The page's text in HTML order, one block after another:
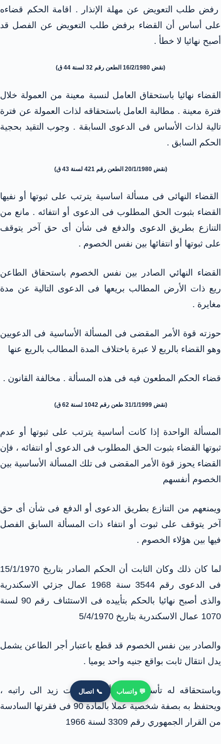
رفض طلب التعويض عن مهلة الإنذار . اقامة الحكم قضاءه
على أساس أن القضاء برفض طلب التعويض عن الفصل قد
أصبح نهائيا لا خطأ .
(نقض 16/2/1980 الطعن رقم 32 لسنة 44 ق)
القضاء نهائيا باستحقاق العامل لنسبة معينة من العمولة خلال
فترة معينة . مطالبة العامل باستحقاقه لذات العمولة عن فترة
تالية لذات الأساس فى الدعوى السابقة . وجوب التقيد بحجية
الحكم السابق .
(نقض 20/1/1980 الطعن رقم 421 لسنة 43 ق)
القضاء النهائى فى مسألة اساسية يترتب على ثبوتها أو نفيها
القضاء بثبوت الحق المطلوب فى الدعوى أو انتفائه . مانع من
التنازع بطريق الدعوى والدفع فى شأن أى حق آخر يتوقف
على ثبوتها أو انتفائها بين نفس الخصوم .
القضاء النهائي الصادر بين نفس الخصوم باستحقاق الطاعن
ريع ذات الأرض المطالب بريعها فى الدعوى التالية عن مدة
مغايرة .
حوزته قوة الأمر المقضى فى المسألة الأساسية فى الدعويين
وهو القضاء بالريع لا عبرة باختلاف المدة المطالب بالريع عنها
قضاء الحكم المطعون فيه فى هذه المسألة . مخالفة القانون .
(نقض 31/1/1999 طعن رقم 1042 لسنة 62 ق)
المسألة الواحدة إذا كانت أساسية يترتب على ثبوتها أو عدم
ثبوتها القضاء بثبوت الحق المطلوب فى الدعوى أو انتفائه ، فإن
القضاء يحوز قوة الأمر المقضى فى تلك المسألة الأساسية بين
الخصوم أنفسهم
ويمنعهم من التنازع بطريق الدعوى أو الدفع فى شأن أى حق
آخر يتوقف على ثبوت أو انتفاء ذات المسألة السابق الفصل
فيها بين هؤلاء الخصوم .
لما كان ذلك وكان الثابت أن الحكم الصادر بتاريخ 15/1/1970
فى الدعوى رقم 3544 سنة 1968 عمال جزئي الاسكندرية
والذى أصبح نهائيا بالحكم بتأييده فى الاستئناف رقم 90 لسنة
1070 عمال الاسكندرية بتاريخ 5/4/1970
والصادر بين نفس الخصوم قد قطع باعتبار أجر الطاعن يشمل
يدل انتقال ثابت بواقع جنيه واحد يوميا .
وباستحقاقه له تأسيسا على أنه أجر ثابت زيد الى راتبه ،
ويحتفظ به بصفة شخصية عملا بالمادة 90 فى فقرتها السادسة
من القرار الجمهوري رقم 3309 لسنة 1966
💬 واتساب 📞 اتصال